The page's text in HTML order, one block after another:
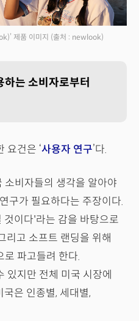
제품 이미지 (출처 : newlook)
는 소비자로부터
요건은 ‘사용자 연구’다.
소비자들의 생각을 알아야
구가 필요하다는 주장이다.
이다'라는 감을 바탕으로
리고 소프트 랜딩을 위해
로 파고들려 한다.
있지만 전체 미국 시장에
은 인종별, 세대별,